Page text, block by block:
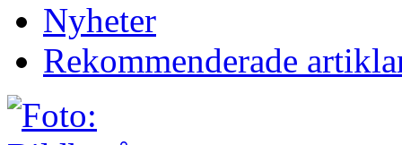
Nyheter
Rekommenderade